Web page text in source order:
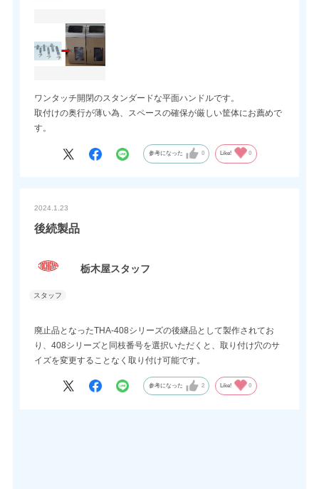
ワンタッチ開閉のスタンダードな平面ハンドルです。
取付けの奥行が薄い為、スペースの確保が厳しい筐体にお薦めで
す。
参考になった 0 Like! 0
2024.1.23
後続製品
栃木屋スタッフ
廃止品となったTHA-408シリーズの後継品として製作されてお
り、408シリーズと同枝番号を選択いただくと、取り付け穴のサ
イズを変更することなく取り付け可能です。
参考になった 2 Like! 0